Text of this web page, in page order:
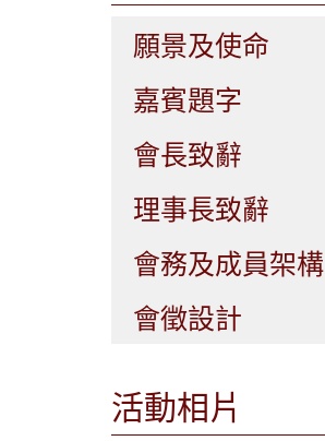
願景及使命
嘉賓題字
會長致辭
理事長致辭
會務及成員架構
會徵設計
活動相片